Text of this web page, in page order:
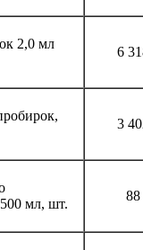
2,0 мл
6
3
мл, шт.
88